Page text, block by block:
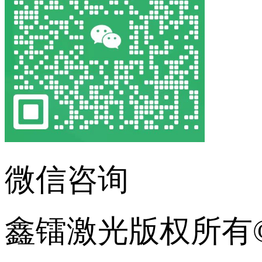
微信咨询
鑫镭激光版权所有